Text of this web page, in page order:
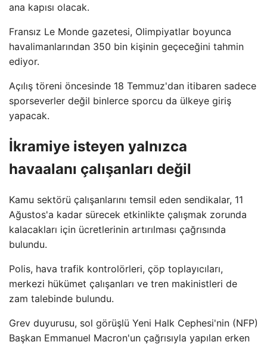
ana kapısı olacak.
Fransız Le Monde gazetesi, Olimpiyatlar boyunca
havalimanlarından 350 bin kişinin geçeceğini tahmin
ediyor.
Açılış töreni öncesinde 18 Temmuz'dan itibaren sadece
sporseverler değil binlerce sporcu da ülkeye giriş
yapacak.
İkramiye isteyen yalnızca
havaalanı çalışanları değil
Kamu sektörü çalışanlarını temsil eden sendikalar, 11
Ağustos'a kadar sürecek etkinlikte çalışmak zorunda
kalacakları için ücretlerinin artırılması çağrısında
bulundu.
Polis, hava trafik kontrolörleri, çöp toplayıcıları,
merkezi hükümet çalışanları ve tren makinistleri de
zam talebinde bulundu.
Grev duyurusu, sol görüşlü Yeni Halk Cephesi'nin (NFP)
Başkan Emmanuel Macron'un çağrısıyla yapılan erken